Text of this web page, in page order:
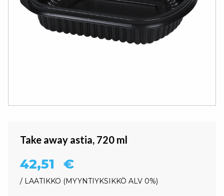
Take away astia, 720 ml
42,51 €
/ LAATIKKO MYYNTIYKSIKKÖ ALV 0%